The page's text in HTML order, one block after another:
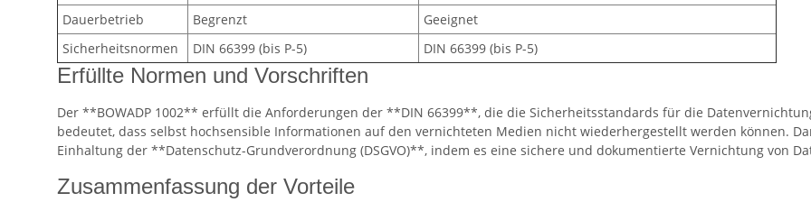
Dauerbetrieb
Begrenzt
Geeignet
Sicherheitsnormen
DIN 66399 (bis P-5) DIN 66399 (bis P-5)
Erfüllte Normen und Vorschriften
Der **BOWADP 1002** erfüllt die Anforderungen der **DIN 66399**, die die Sicherheitsstandards für die
bedeutet, dass selbst hochsensible Informationen auf den vernichteten Medien nicht wiederhergestellt werden können.
Einhaltung der **Datenschutz-Grundverordnung (DSGVO)**, indem es eine sichere und dokumentierte Vernichtung von
Zusammenfassung der Vorteile